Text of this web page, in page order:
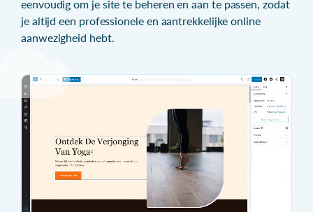
eenvoudig om je site te beheren en aan te passen, zodat
je altijd een professionele en aantrekkelijke online
aanwezigheid hebt.